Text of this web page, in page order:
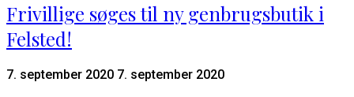
Frivillige søges til ny genbrugsbutik i
Felsted!
7. september 2020 7. september 2020